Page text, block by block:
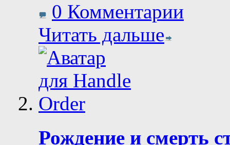
0 Комментарии
Читать дальше
Рождение и смерть